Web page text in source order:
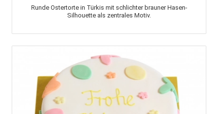
Runde Ostertorte in Türkis mit schlichter brauner Hasen-
Silhouette als zentrales Motiv.